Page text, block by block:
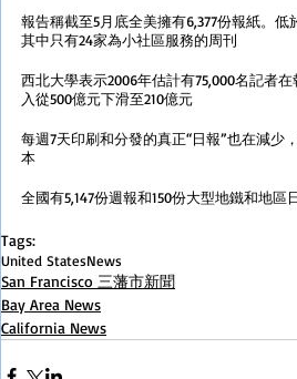
報告稱截至5月底全美擁有6,377份報紙。低
其中只有24家為小社區服務的周刊
西北大學表示2006年估計有75,000名記者
入從500億元下滑至210億元
每週7天印刷和分發的真正“日報”也在減少
本
全國有5,147份週報和150份大型地鐵和地
Tags:
United StatesNews
San Francisco 三藩市新聞
Bay Area News
California News